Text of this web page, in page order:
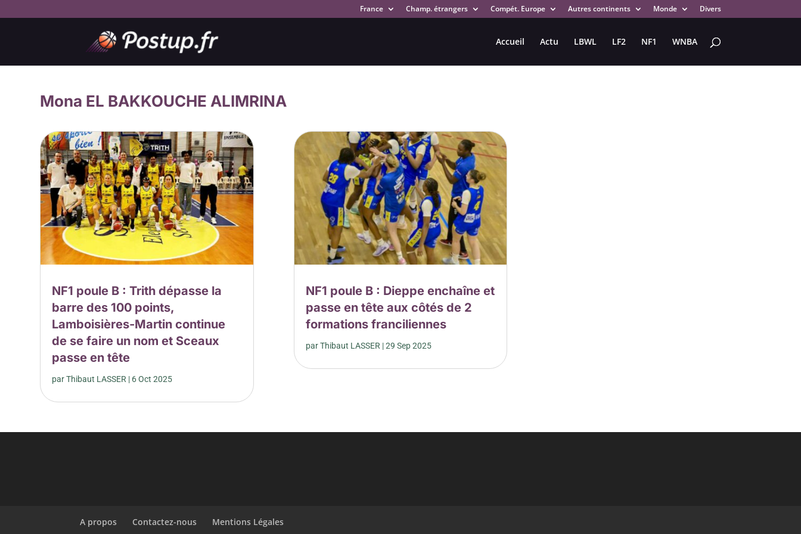
France Champ. étrangers Compét. Europe Autres continents Monde Divers
Accueil Actu LBWL LF2 NF1 WNBA
Mona EL BAKKOUCHE ALIMRINA
NF1 poule B : Trith dépasse la
barre des 100 points,
Lamboisières-Martin continue
de se faire un nom et Sceaux
passe en tête
parThibaut LASSER | 6 Oct 2025
NF1 poule B : Dieppe enchaîne et
passe en tête aux côtés de 2
formations franciliennes
parThibaut LASSER |29 Sep 2025
A propos Contactez-nous Mentions Légales